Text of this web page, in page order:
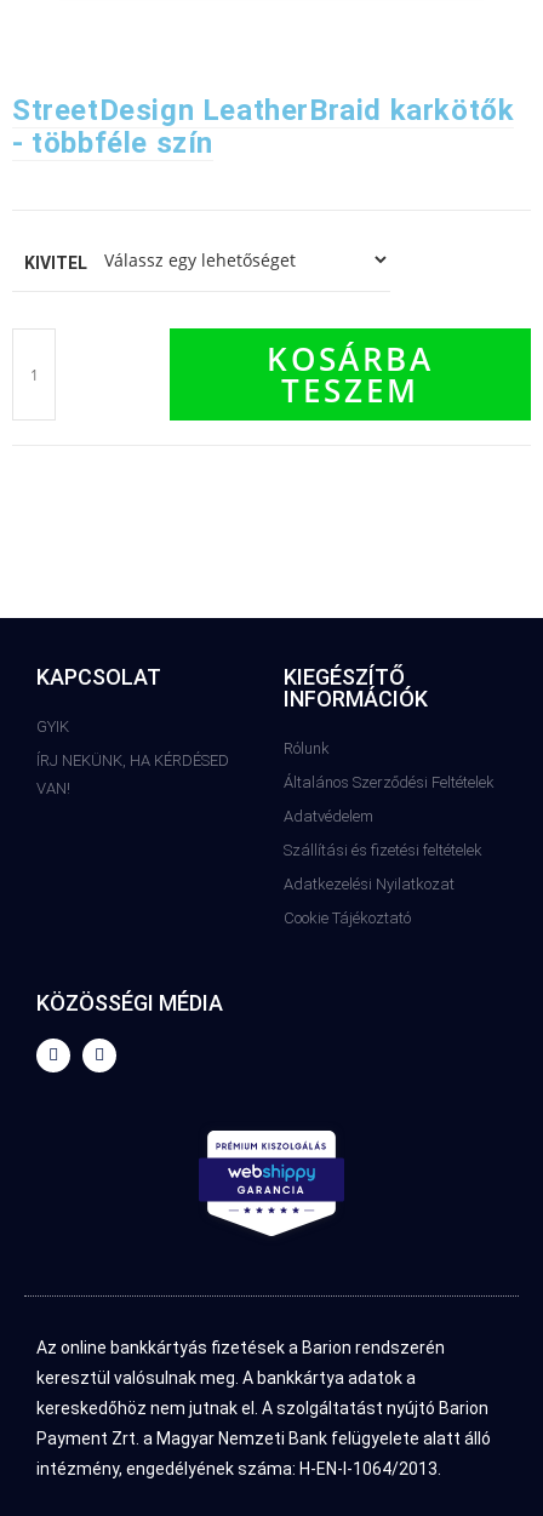
StreetDesign LeatherBraid karkötők
- többféle szín
KIVITEL
KOSÁRBA
TESZEM
KAPCSOLAT
GYIK
ÍRJ NEKÜNK, HA KÉRDÉSED
VAN!
KIEGÉSZÍTŐ
INFORMÁCIÓK
Rólunk
Általános Szerződési Feltételek
Adatvédelem
Szállítási és fizetési feltételek
Adatkezelési Nyilatkozat
Cookie Tájékoztató
KÖZÖSSÉGI MÉDIA
Az online bankkártyás fizetések a Barion rendszerén
keresztül valósulnak meg. A bankkártya adatok a
kereskedőhöz nem jutnak el. A szolgáltatást nyújtó Barion
Payment Zrt. a Magyar Nemzeti Bank felügyelete alatt álló
intézmény, engedélyének száma: H-EN-I-1064/2013.